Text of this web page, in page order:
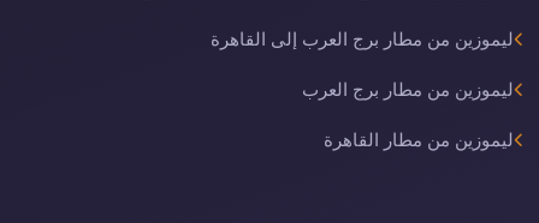
ليموزين من مطار برج العرب إلى القاهرة
ليموزين من مطار برج العرب
ليموزين من مطار القاهرة